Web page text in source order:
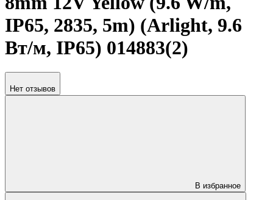
IP65, 2835, 5m) (Arlight, 9.6
Вт/м, IP65) 014883(2)
Нет отзывов
В избранное